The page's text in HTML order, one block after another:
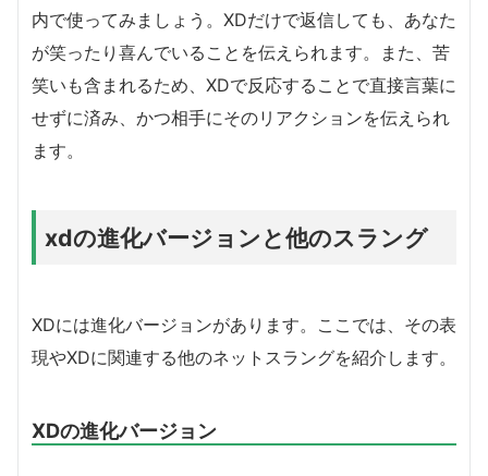
内で使ってみましょう。XDだけで返信しても、あなた
が笑ったり喜んでいることを伝えられます。また、苦
笑いも含まれるため、XDで反応することで直接言葉に
せずに済み、かつ相手にそのリアクションを伝えられ
ます。
xdの進化バージョンと他のスラング
XDには進化バージョンがあります。ここでは、その表
現やXDに関連する他のネットスラングを紹介します。
XDの進化バージョン